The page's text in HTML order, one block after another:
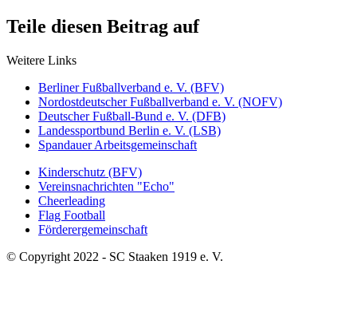
Teile diesen Beitrag auf
Weitere Links
Berliner Fußballverband e. V. (BFV)
Nordostdeutscher Fußballverband e. V. (NOFV)
Deutscher Fußball-Bund e. V. (DFB)
Landessportbund Berlin e. V. (LSB)
Spandauer Arbeitsgemeinschaft
Kinderschutz (BFV)
Vereinsnachrichten "Echo"
Cheerleading
Flag Football
Förderergemeinschaft
© Copyright 2022 - SC Staaken 1919 e. V.